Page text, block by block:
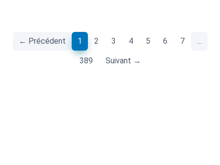
← Précédent 1 (current)
2 3 4 5 6 7 …
389 Suivant →